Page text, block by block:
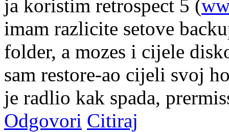
ja koristim retrospect 5 (
imam razlicite setove
folder, a mozes i cijele
sam restore-ao cijeli svoj
je radlio kak spada,
Odgovori Citiraj